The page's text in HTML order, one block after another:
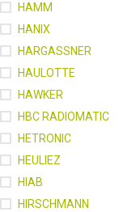
HAMM
HANIX
HARGASSNER
HAULOTTE
HAWKER
HBC RADIOMATIC
HETRONIC
HEULIEZ
HIAB
HIRSCHMANN